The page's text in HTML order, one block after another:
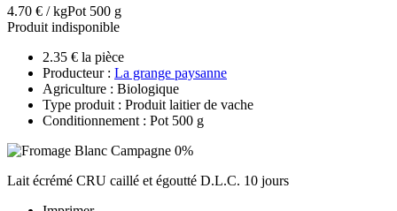
4.70 € / kgPot 500 g
Produit indisponible
2.35 € la pièce
Producteur : La grange paysanne
Agriculture : Biologique
Type produit : Produit laitier de vache
Conditionnement : Pot 500 g
Lait écrémé CRU caillé et égoutté D.L.C. 10 jours